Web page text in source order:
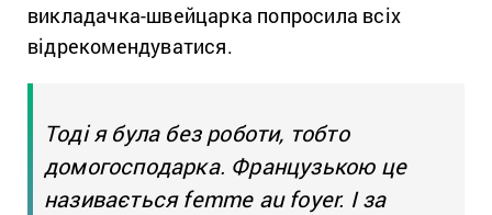
викладачка-швейцарка попросила всіх
відрекомендуватися.
Тоді я була без роботи, тобто
домогосподарка. Французькою це
називається femme au foyer. І за